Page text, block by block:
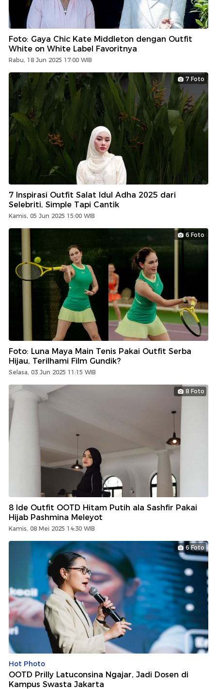
Foto: Gaya Chic Kate Middleton dengan Outfit
White on White Label Favoritnya
Rabu, 18 Jun 2025 17:00 WIB
7 Foto
7 Inspirasi Outfit Salat Idul Adha 2025 dari
Selebriti, Simple Tapi Cantik
Kamis, 05 Jun 2025 15:00 WIB
6 Foto
Foto: Luna Maya Main Tenis Pakai Outfit Serba
Hijau, Terilhami Film Gundik?
Selasa, 03 Jun 2025 11:15 WIB
8 Foto
8 Ide Outfit OOTD Hitam Putih ala Sashfir Pakai
Hijab Pashmina Meleyot
Kamis, 08 Mei 2025 14:30 WIB
6 Foto
Hot Photo
OOTD Prilly Latuconsina Ngajar, Jadi Dosen di
Kampus Swasta Jakarta